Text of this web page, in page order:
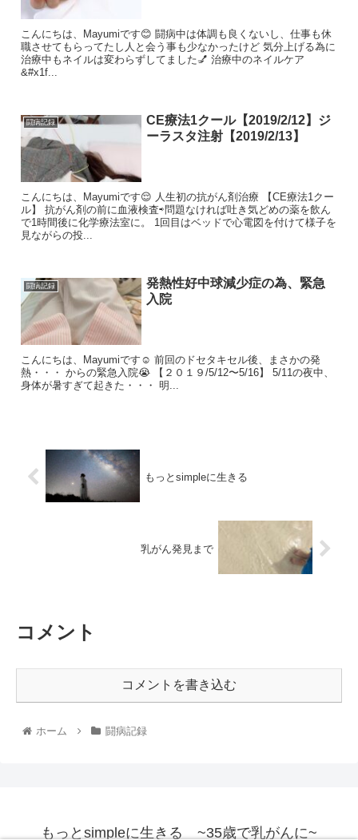
こんにちは、Mayumiです😊 闘病中は体調も良くないし、仕事も休
職させてもらってたし人と会う事も少なかったけど 気分上げる為に
治療中もネイルは変わらずしてました💅 治療中のネイルケア
&#x1f...
闘病記録
CE療法1クール【2019/2/12】ジ
ーラスタ注射【2019/2/13】
こんにちは、Mayumiです😌 人生初の抗がん剤治療 【CE療法1クー
ル】 抗がん剤の前に血液検査⇨問題なければ吐き気どめの薬を飲ん
で1時間後に化学療法室に。 1回目はベッドで心電図を付けて様子を
見ながらの投...
闘病記録
発熱性好中球減少症の為、緊急
入院
こんにちは、Mayumiです☺️ 前回のドセタキセル後、まさかの発
熱・・・ からの緊急入院😭 【２０１９/5/12〜5/16】 5/11の夜中、
身体が暑すぎて起きた・・・ 明...
もっとsimpleに生きる
乳がん発見まで
コメント
コメントを書き込む
ホーム 闘病記録
もっとsimpleに生きる ~35歳で乳がんに~